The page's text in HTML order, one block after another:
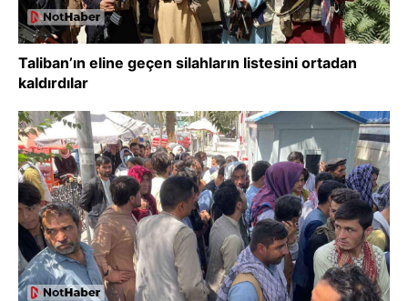
Taliban’ın eline geçen silahların listesini ortadan
kaldırdılar